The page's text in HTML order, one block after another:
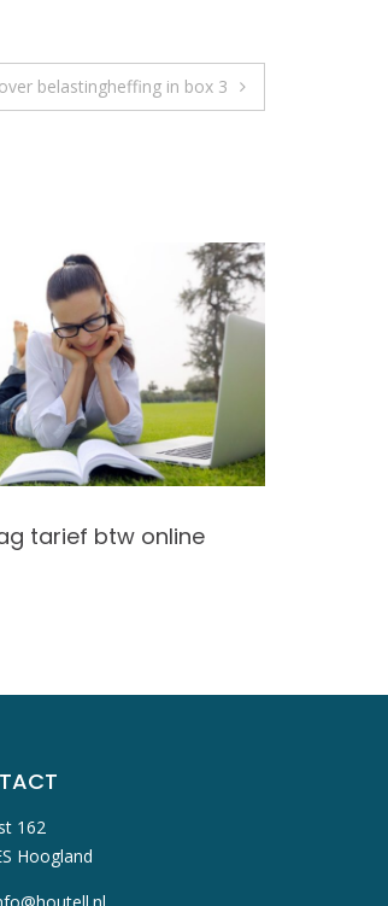
belastingheffing in box 3
tarief btw online
162
Hoogland